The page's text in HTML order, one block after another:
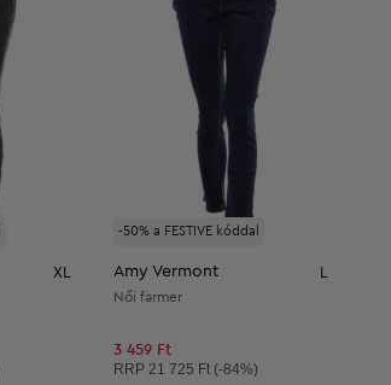
XL
-50% a FESTIVE kóddal
Amy Vermont L
Női farmer
3 459 Ft
Ajánlott ár:
RRP 21 725 Ft (-84%)